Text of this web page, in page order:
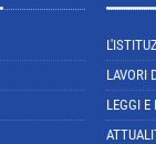
LAVORI
LEGGI E